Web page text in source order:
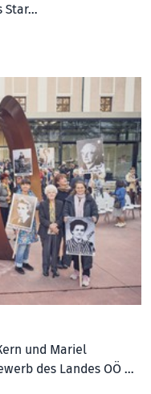
Star…
und Mariel
des Landes OÖ …